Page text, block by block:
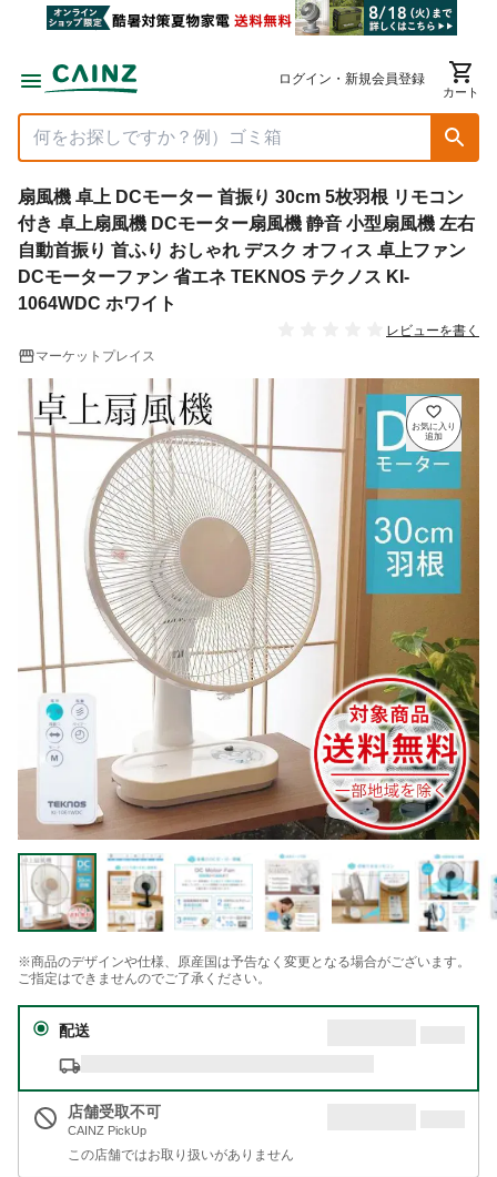
ログイン・新規会員登録
カート
扇風機 卓上 DCモーター 首振り 30cm 5枚羽根 リモコン
付き 卓上扇風機 DCモーター扇風機 静音 小型扇風機 左右
自動首振り 首ふり おしゃれ デスク オフィス 卓上ファン
DCモーターファン 省エネ TEKNOS テクノス KI-
1064WDC ホワイト
レビューを書く
マーケットプレイス
※商品のデザインや仕様、原産国は予告なく変更となる場合がございます。
ご指定はできませんのでご了承ください。
配送
店舗受取不可
CAINZ PickUp
この店舗ではお取り扱いがありません